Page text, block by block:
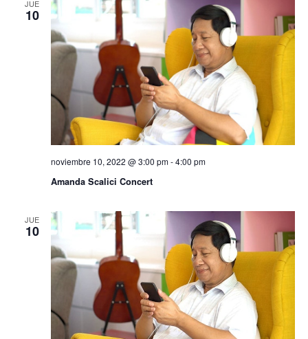
JUE
10
Amanda Scalici Concert
noviembre 10, 2022 @ 3:00 pm-4:00 pm
JUE
10